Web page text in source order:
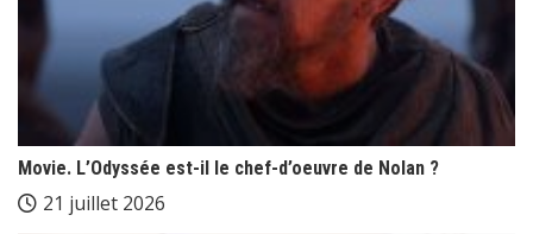
Movie. L’Odyssée est-il le chef-d’oeuvre de Nolan ?
21 juillet 2026